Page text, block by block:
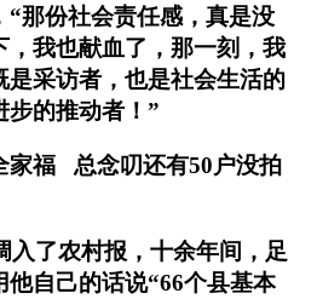
“那份社会责任感，真是没
，我也献血了，那一刻，我
是采访者，也是社会生活的
步的推动者！”
家福 总念叨还有50户没拍
入了农村报，十余年间，足
自己的话说“66个县基本